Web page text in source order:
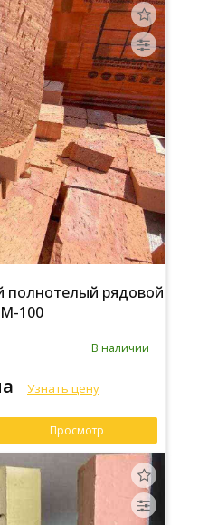
полнотелый рядовой
100
В наличии
Узнать цену
Просмотр